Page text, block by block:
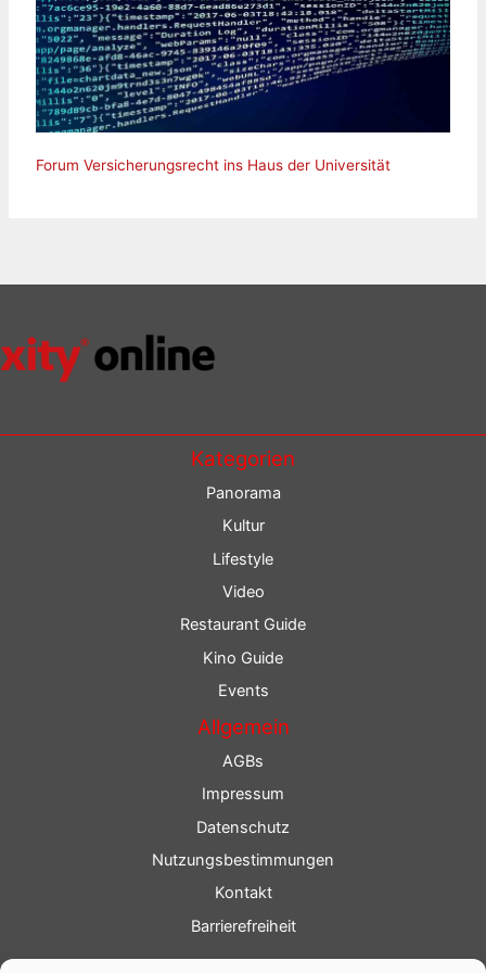
Forum Versicherungsrecht ins Haus der Universität
Kategorien
Panorama
Kultur
Lifestyle
Video
Restaurant Guide
Kino Guide
Events
Allgemein
AGBs
Impressum
Datenschutz
Nutzungsbestimmungen
Kontakt
Barrierefreiheit